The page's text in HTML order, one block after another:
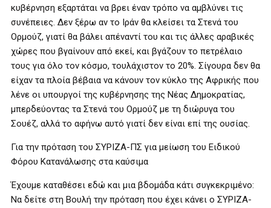
κυβέρνηση εξαρτάται να βρει έναν τρόπο να αμβλύνει τις
συνέπειες. Δεν ξέρω αν το Ιράν θα κλείσει τα Στενά του
Ορμούζ, γιατί θα βάλει απέναντί του και τις άλλες αραβικές
χώρες που βγαίνουν από εκεί, και βγάζουν το πετρέλαιο
τους για όλο τον κόσμο, τουλάχιστον το 20%. Σίγουρα δεν θα
είχαν τα πλοία βέβαια να κάνουν τον κύκλο της Αφρικής που
λένε οι υπουργοί της κυβέρνησης της Νέας Δημοκρατίας,
μπερδεύοντας τα Στενά του Ορμούζ με τη διώρυγα του
Σουέζ, αλλά το αφήνω αυτό γιατί δεν είναι επί της ουσίας.
Για την πρόταση του ΣΥΡΙΖΑ-ΠΣ για μείωση του Ειδικού
Φόρου Κατανάλωσης στα καύσιμα
Έχουμε καταθέσει εδώ και μια βδομάδα κάτι συγκεκριμένο:
Να δείτε στη Βουλή την πρόταση που έχει κάνει ο ΣΥΡΙΖΑ-